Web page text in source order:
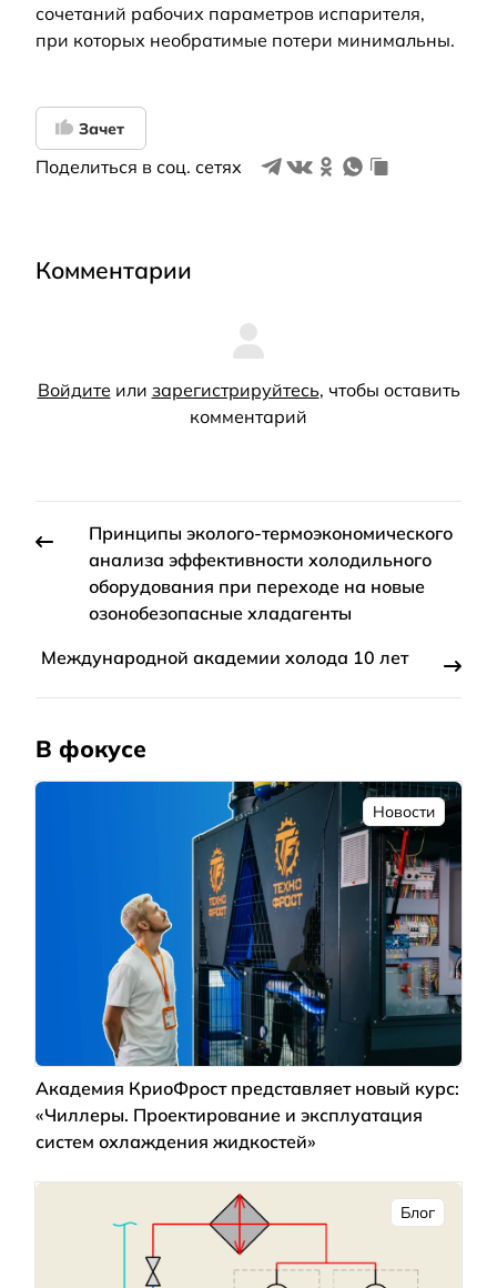
сочетаний рабочих параметров испарителя,
при которых необратимые потери минимальны.
Зачет
Поделиться в соц. сетях
Комментарии
Войдите или зарегистрируйтесь, чтобы оставить
комментарий
Принципы эколого-термоэкономического
анализа эффективности холодильного
оборудования при переходе на новые
озонобезопасные хладагенты
Международной академии холода 10 лет
В фокусе
Новости
Академия КриоФрост представляет новый курс:
«Чиллеры. Проектирование и эксплуатация
систем охлаждения жидкостей»
Блог